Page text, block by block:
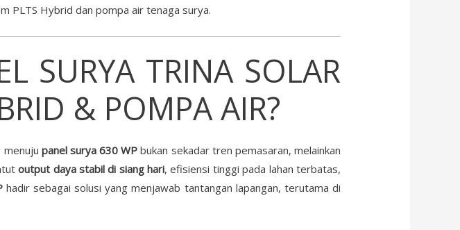
PLTS Hybrid dan pompa air tenaga surya.
SURYA TRINA SOLAR
& POMPA AIR?
menuju panel surya 630 WP bukan sekadar tren pemasaran, melainkan
output daya stabil di siang hari, efisiensi tinggi pada lahan terbatas,
hadir sebagai solusi yang menjawab tantangan lapangan, terutama di